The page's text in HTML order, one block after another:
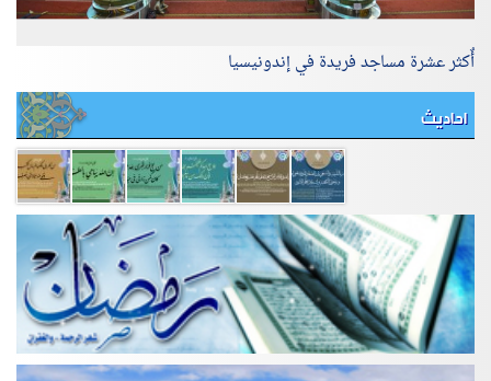
أٌكثر عشرة مساجد فريدة في إندونيسيا
احاديث